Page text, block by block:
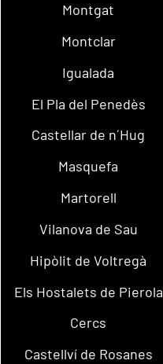
Montgat
Montclar
Igualada
El Pla del Penedès
Castellar de n´Hug
Masquefa
Martorell
Vilanova de Sau
Hipòlit de Voltregà
Els Hostalets de Pierola
Cercs
Castellví de Rosanes